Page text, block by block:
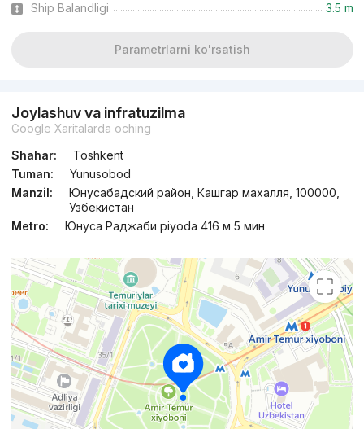
Ship Balandligi
3.5 m
Parametrlarni ko'rsatish
Joylashuv va infratuzilma
Google Xaritalarda oching
Shahar:
Toshkent
Tuman:
Yunusobod
Manzil:
Юнусабадский район, Кашгар махалля, 100000,
Узбекистан
Metro:
Юнуса Раджаби piyoda 416 м 5 мин